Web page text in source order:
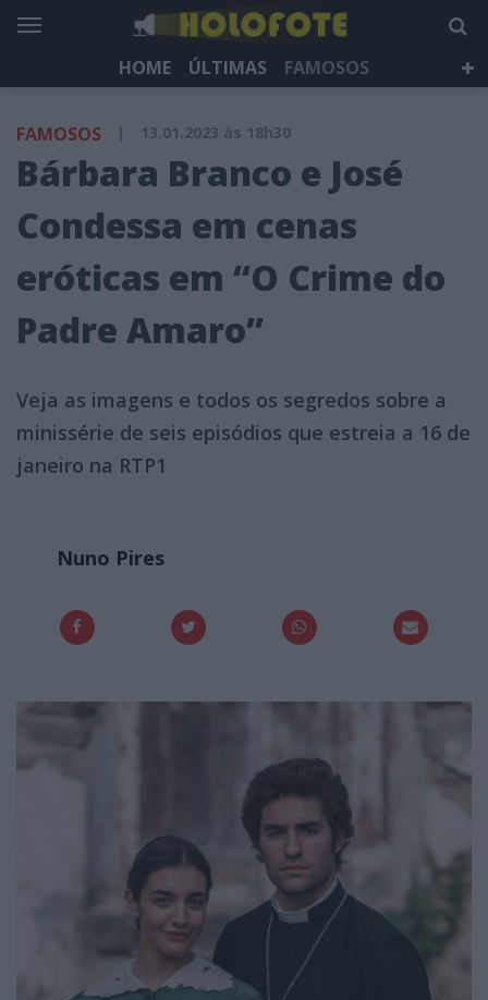
HOME ÚLTIMAS
FAMOSOS
HOLOFOTE TV
NEWSLETTER
FAMOSOS | 13.01.2023 às 18h30
Bárbara Branco e José
Condessa em cenas
eróticas em “O Crime do
Padre Amaro”
Veja as imagens e todos os segredos sobre a
minissérie de seis episódios que estreia a 16 de
janeiro na RTP1
Nuno Pires